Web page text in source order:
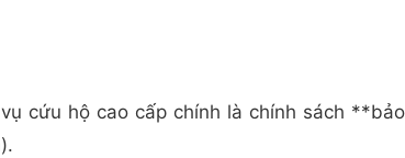
cứu hộ cao cấp chính là chính sách